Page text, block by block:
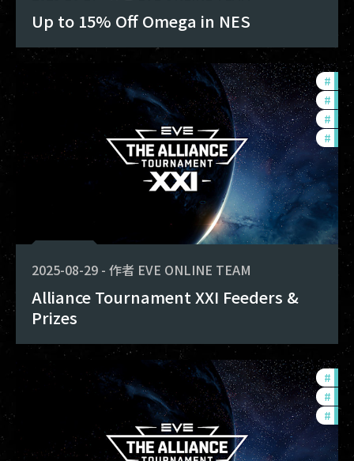
Up to 15% Off Omega in NES
#
# pvp
#
#
2025-08-29 - 作者 EVE ONLINE TEAM
Alliance Tournament XXI Feeders &
Prizes
#
#
#